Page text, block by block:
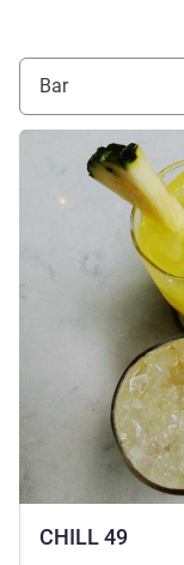
Bar
CHILL 49
Ver detalhes